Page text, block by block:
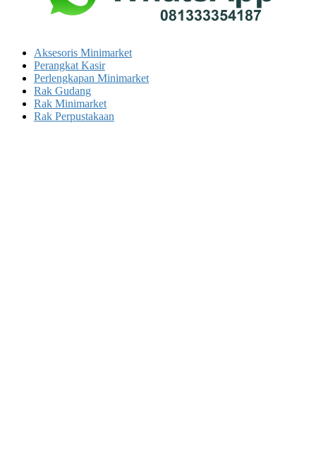
Aksesoris Minimarket
Perangkat Kasir
Perlengkapan Minimarket
Rak Gudang
Rak Minimarket
Rak Perpustakaan